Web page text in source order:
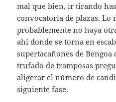
mal que bien, ir tirando
convocatoria de plazas. Lo
probablemente no haya
ahí donde se torna en
supertacañones de
trufado de tramposas
aligerar el número de
siguiente fase.